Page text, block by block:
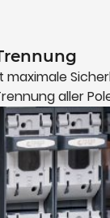
maximale
aller